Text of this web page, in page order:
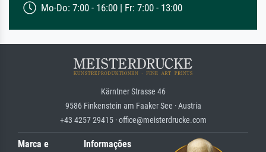
Mo-Do: 7:00 - 16:00 | Fr: 7:00 - 13:00
Kärntner Strasse 46
9586 Finkenstein am Faaker See · Austria
+43 4257 29415 · office@meisterdrucke.com
Marca e
Informações